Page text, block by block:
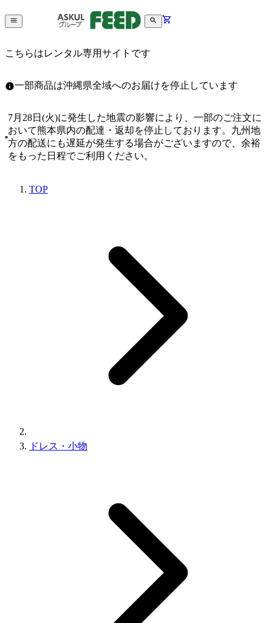
こちらはレンタル専用サイトです
一部商品は沖縄県全域へのお届けを停止しています
7月28日(火)に発生した地震の影響により、一部のご注文に
おいて熊本県内の配達・返却を停止しております。九州地
方の配送にも遅延が発生する場合がございますので、余裕
をもった日程でご利用ください。
TOP
ドレス・小物